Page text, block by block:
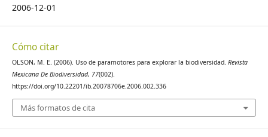
2006-12-01
Cómo citar
OLSON, M. E. (2006). Uso de paramotores para explorar la biodiversidad. Revista
Mexicana De Biodiversidad, 77(002).
https://doi.org/10.22201/ib.20078706e.2006.002.336
Más formatos de cita